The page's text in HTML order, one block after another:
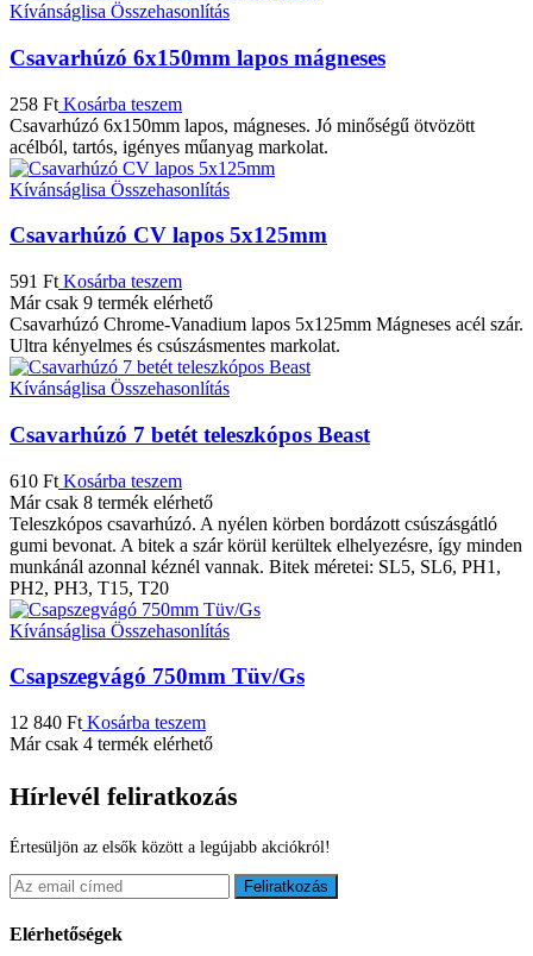
Kívánságlisa Összehasonlítás
Csavarhúzó 6x150mm lapos mágneses
258 Ft Kosárba teszem
Csavarhúzó 6x150mm lapos, mágneses. Jó minőségű ötvözött
acélból, tartós, igényes műanyag markolat.
Kívánságlisa Összehasonlítás
Csavarhúzó CV lapos 5x125mm
591 Ft Kosárba teszem
Már csak 9 termék elérhető
Csavarhúzó Chrome-Vanadium lapos 5x125mm Mágneses acél szár.
Ultra kényelmes és csúszásmentes markolat.
Kívánságlisa Összehasonlítás
Csavarhúzó 7 betét teleszkópos Beast
610 Ft Kosárba teszem
Már csak 8 termék elérhető
Teleszkópos csavarhúzó. A nyélen körben bordázott csúszásgátló
gumi bevonat. A bitek a szár körül kerültek elhelyezésre, így minden
munkánál azonnal kéznél vannak. Bitek méretei: SL5, SL6, PH1,
PH2, PH3, T15, T20
Kívánságlisa Összehasonlítás
Csapszegvágó 750mm Tüv/Gs
12 840 Ft Kosárba teszem
Már csak 4 termék elérhető
Hírlevél feliratkozás
Értesüljön az elsők között a legújabb akciókról!
Feliratkozás
Elérhetőségek